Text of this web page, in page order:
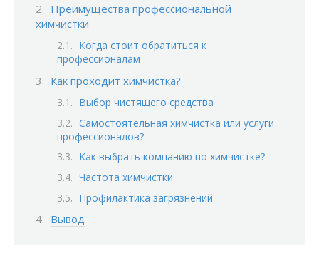
Преимущества профессиональной
химчистки
Когда стоит обратиться к
профессионалам
Как проходит химчистка?
Выбор чистящего средства
Самостоятельная химчистка или услуги
профессионалов?
Как выбрать компанию по химчистке?
Частота химчистки
Профилактика загрязнений
Вывод